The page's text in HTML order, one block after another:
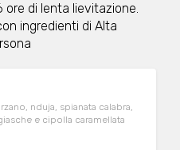
di lenta lievitazione.
ingredienti di Alta
nduja, spianata calabra,
e cipolla caramellata